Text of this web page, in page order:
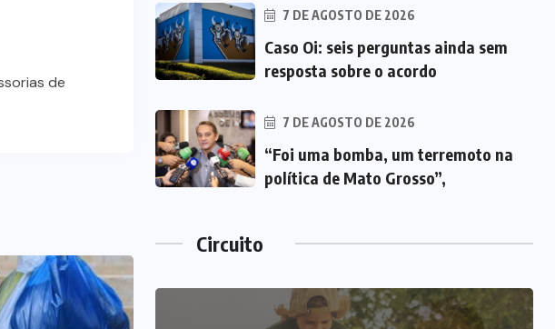
de
7 DE AGOSTO DE 2026
Caso Oi: seis perguntas ainda sem
resposta sobre o acordo
7 DE AGOSTO DE 2026
“Foi uma bomba, um terremoto na
política de Mato Grosso”,
Circuito